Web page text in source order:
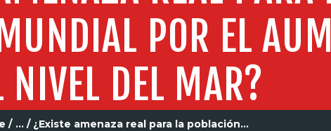
POR EL
NIVEL DEL MAR?
... ¿Existe amenaza real para la población...